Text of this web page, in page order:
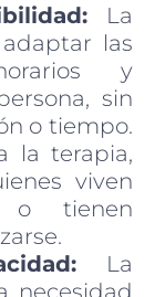
La
las
y
sin
o tiempo.
la terapia,
viven
o tienen
La
necesidad